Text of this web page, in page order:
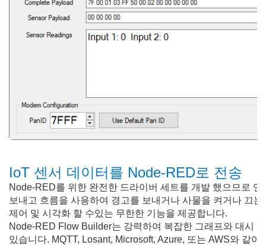
IoT 센서 데이터를 Node-RED로 전송
Node-RED를 위한 완전한 드라이버 세트를 개발 했으므로
보내고 흐름을 사용하여 경고를 보내거나 사물을 켜거나 끄
제어 및 시각화 할 수있는 무한한 기능을 제공합니다.
Node-RED Flow Builder는 강력하여 복잡한 그래프와 대시
있습니다. MQTT, Losant, Microsoft, Azure, 또는 AWS와 같